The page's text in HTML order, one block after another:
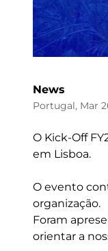
News
Portugal, Mar
O Kick-Off
em Lisboa.
O evento
organização.
Foram
orientar a